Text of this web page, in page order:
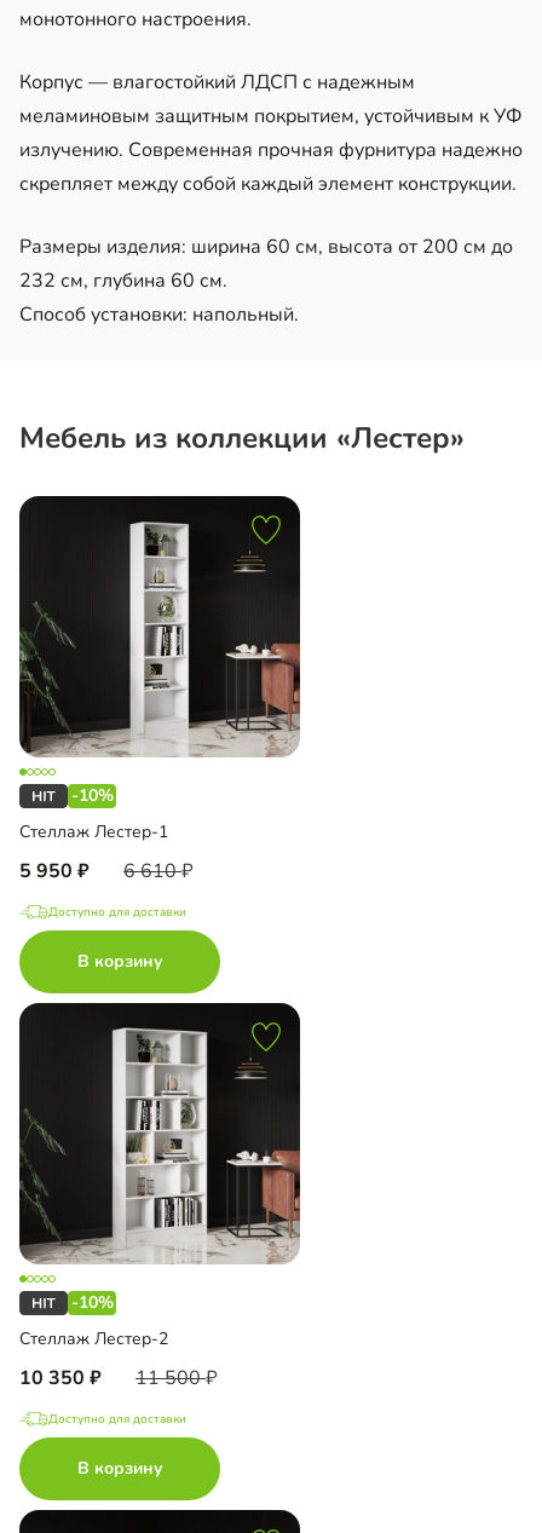
монотонного настроения.
Корпус — влагостойкий ЛДСП с надежным
меламиновым защитным покрытием, устойчивым к УФ
излучению. Современная прочная фурнитура надежно
скрепляет между собой каждый элемент конструкции.
Размеры изделия: ширина 60 см, высота от 200 см до
232 см, глубина 60 см.
Способ установки: напольный.
Мебель из коллекции «Лестер»
-10%
Стеллаж Лестер-1
5 950 6 610
Доступно для доставки
В корзину
-10%
Стеллаж Лестер-2
10 350 11 500
Доступно для доставки
В корзину